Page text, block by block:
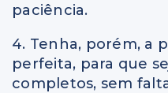
paciência.
4. Tenha, porém, a
perfeita, para que
completos, sem